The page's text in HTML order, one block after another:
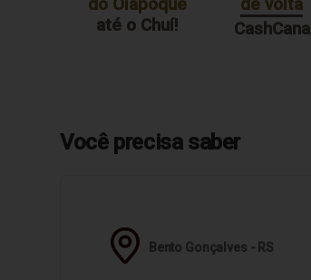
do Oiapoque
até o Chuí!
de volta
CashCana
Você precisa saber
Bento Gonçalves - RS